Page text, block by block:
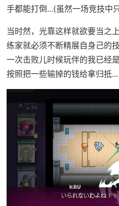
手都能打倒...(虽然一场竞技中
当时然，光靠这样就欲要当之
练家就必须不断精展自身己的
一次击败儿时候玩伴的我已经
按照把一些输掉的钱给拿归抵...